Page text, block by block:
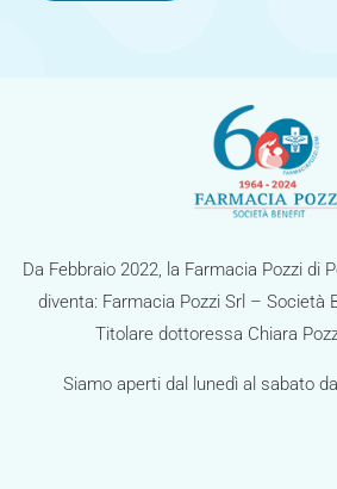
Da Febbraio 2022, la Farmacia Pozzi di
diventa: Farmacia Pozzi Srl – Società
Titolare dottoressa Chiara
Siamo aperti dal lunedì al sabato